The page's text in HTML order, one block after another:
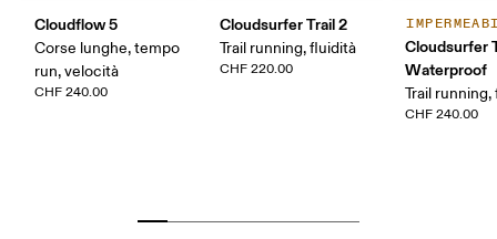
Cloudflow 5
Corse lunghe, tempo
run, velocità
CHF 240.00
Cloudsurfer Trail 2
Trail running, fluidità
CHF 220.00
Cloudsurfer
Waterproof
Trail
CHF 240.00